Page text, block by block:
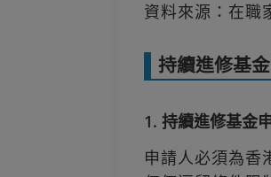
資料來源：在職
持續進修基
1. 持續進修基金
申請人必須為香